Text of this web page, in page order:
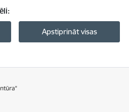
Apstiprināt visas